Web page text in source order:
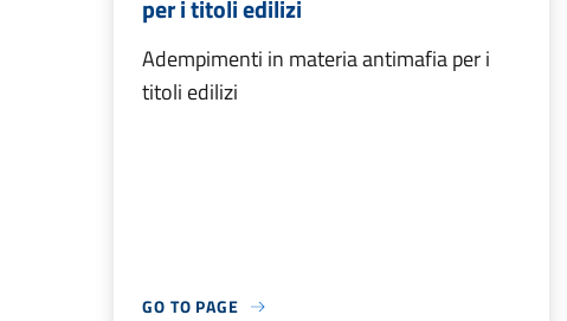
per i titoli edilizi
Adempimenti in materia antimafia per i
titoli edilizi
GO TO PAGE